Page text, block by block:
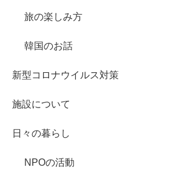
旅の楽しみ方
韓国のお話
新型コロナウイルス対策
施設について
日々の暮らし
NPOの活動